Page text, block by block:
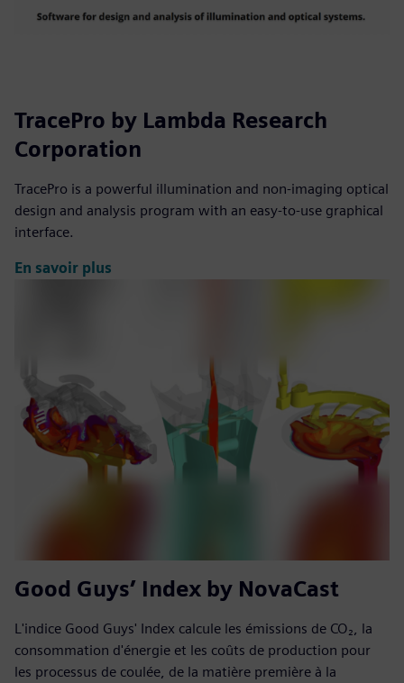
TracePro by Lambda Research
Corporation
TracePro is a powerful illumination and non-imaging optical
design and analysis program with an easy-to-use graphical
interface.
En savoir plus
Good Guys’ Index by NovaCast
L'indice Good Guys' Index calcule les émissions de CO₂, la
consommation d'énergie et les coûts de production pour
les processus de coulée, de la matière première à la